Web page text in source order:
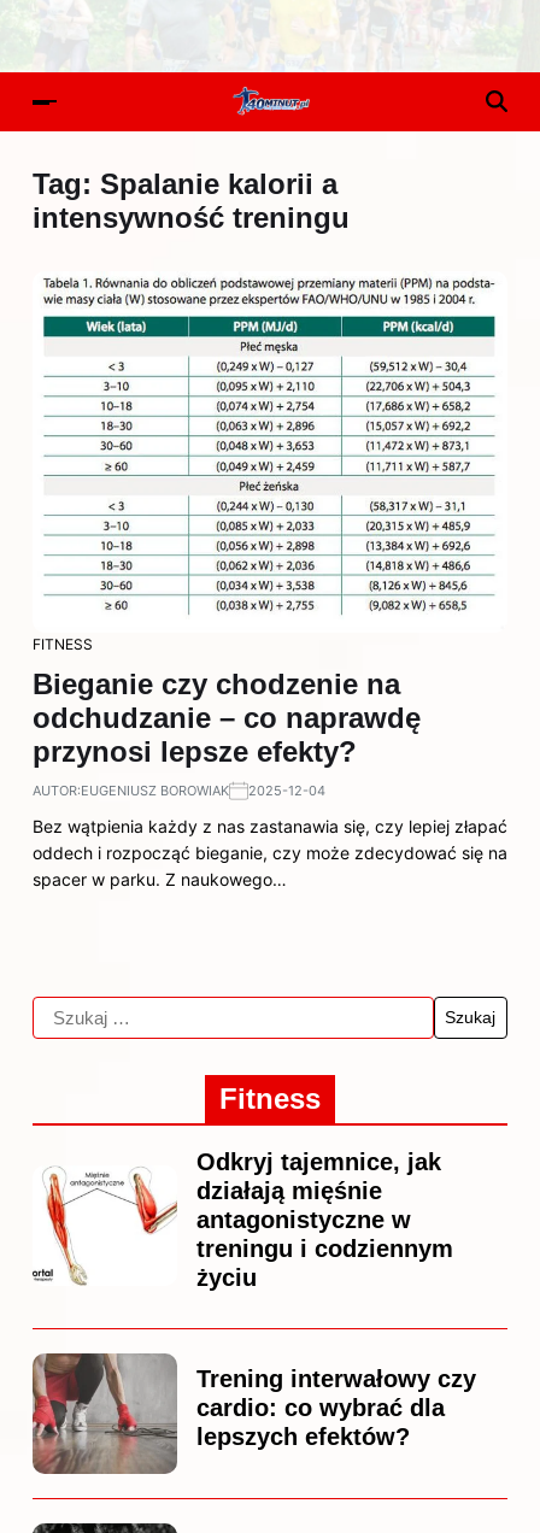
Tag: Spalanie kalorii a
intensywność treningu
FITNESS
Bieganie czy chodzenie na
odchudzanie – co naprawdę
przynosi lepsze efekty?
AUTOR:EUGENIUSZ BOROWIAK 2025-12-04
Bez wątpienia każdy z nas zastanawia się, czy lepiej złapać
oddech i rozpocząć bieganie, czy może zdecydować się na
spacer w parku. Z naukowego…
Fitness
Odkryj tajemnice, jak
działają mięśnie
antagonistyczne w
treningu i codziennym
życiu
Trening interwałowy czy
cardio: co wybrać dla
lepszych efektów?